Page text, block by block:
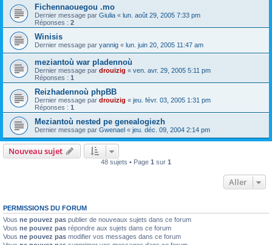
Fichennaouegou .mo
Dernier message par Giulia « lun. août 29, 2005 7:33 pm
Réponses : 2
Winisis
Dernier message par yannig « lun. juin 20, 2005 11:47 am
meziantoù war pladennoù
Dernier message par drouizig « ven. avr. 29, 2005 5:11 pm
Réponses : 1
Reizhadennoù phpBB
Dernier message par drouizig « jeu. févr. 03, 2005 1:31 pm
Réponses : 1
Meziantoù nested pe genealogiezh
Dernier message par Gwenael « jeu. déc. 09, 2004 2:14 pm
Nouveau sujet
48 sujets • Page 1 sur 1
Aller
PERMISSIONS DU FORUM
Vous ne pouvez pas publier de nouveaux sujets dans ce forum
Vous ne pouvez pas répondre aux sujets dans ce forum
Vous ne pouvez pas modifier vos messages dans ce forum